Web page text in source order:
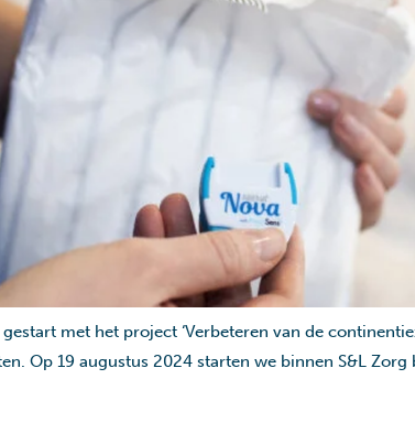
met het project ‘Verbeteren van de
Op 19 augustus 2024 starten we binnen S&L